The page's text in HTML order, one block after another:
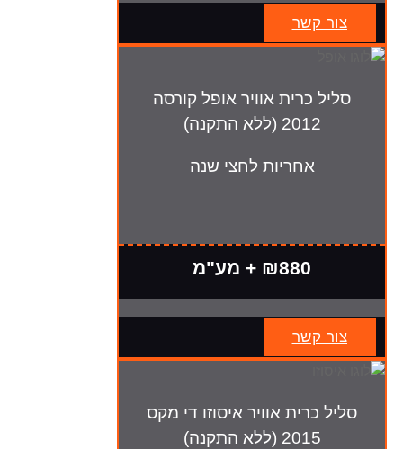
צור קשר
סליל כרית אוויר אופל קורסה
2012 (ללא התקנה)
אחריות לחצי שנה
₪880 + מע"מ
צור קשר
סליל כרית אוויר איסוזו די מקס
2015 (ללא התקנה)